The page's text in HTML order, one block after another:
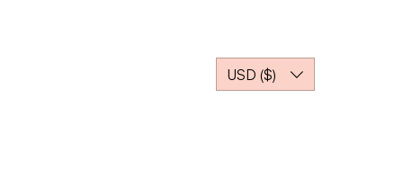
USD ($)